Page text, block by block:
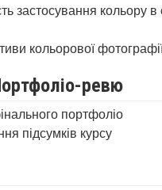
застосування кольору в
кольорової
ревю
портфоліо
підсумків курсу